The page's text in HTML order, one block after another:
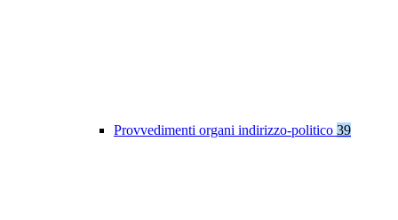
Provvedimenti organi indirizzo-politico 39